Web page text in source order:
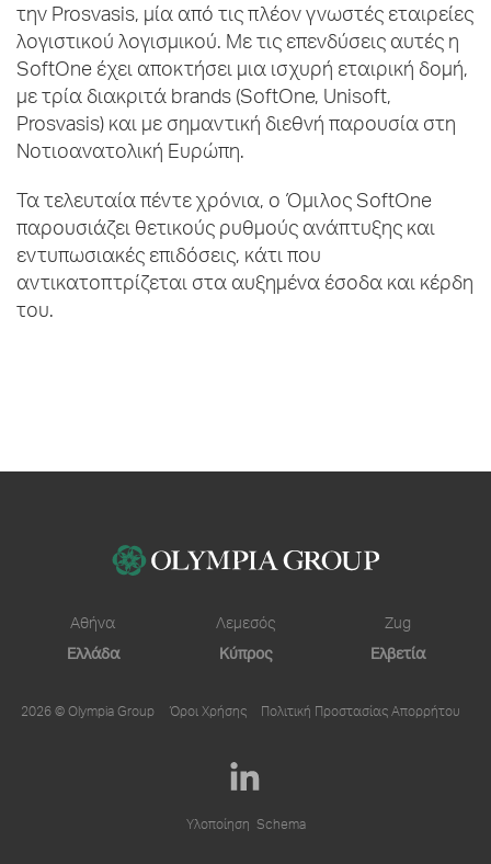
την Prosvasis, μία από τις πλέον γνωστές εταιρείες
λογιστικού λογισμικού. Με τις επενδύσεις αυτές η
SoftOne έχει αποκτήσει μια ισχυρή εταιρική δομή,
με τρία διακριτά brands (SoftOne, Unisoft,
Prosvasis) και με σημαντική διεθνή παρουσία στη
Νοτιοανατολική Ευρώπη.
Τα τελευταία πέντε χρόνια, ο Όμιλος SoftOne
παρουσιάζει θετικούς ρυθμούς ανάπτυξης και
εντυπωσιακές επιδόσεις, κάτι που
αντικατοπτρίζεται στα αυξημένα έσοδα και κέρδη
του.
Αθήνα
Ελλάδα
Λεμεσός
Κύπρος
Zug
Ελβετία
2026 © Olympia Group Όροι Χρήσης Πολιτική Προστασίας Απορρήτου
Υλοποίηση Schema